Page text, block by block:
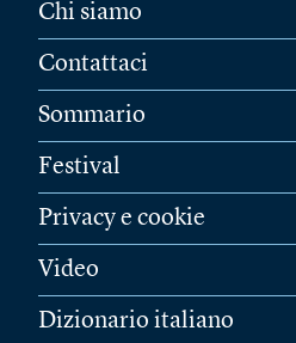
Chi siamo
Contattaci
Sommario
Festival
Privacy e cookie
Video
Dizionario italiano